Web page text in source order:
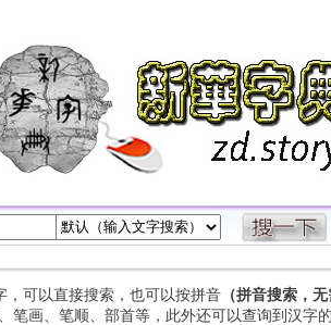
，可以直接搜索，也可以按拼音（拼音搜索，无
笔画、笔顺、部首等，此外还可以查询到汉字